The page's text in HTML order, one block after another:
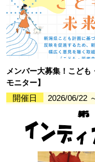
メンバー大募集！こど
モニター】
開催日 2026/06/22